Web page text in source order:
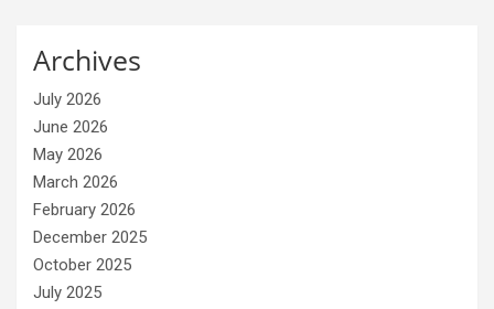
Archives
July 2026
June 2026
May 2026
March 2026
February 2026
December 2025
October 2025
July 2025